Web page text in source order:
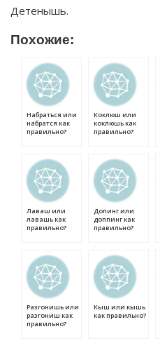
Детенышь.
Похожие:
Набраться или
набратся как
правильно?
Коклюш или
коклюшь как
правильно?
Лаваш или
лавашь как
правильно?
Допинг или
доппинг как
правильно?
Разгонишь или
разгониш как
правильно?
Кыш или кышь
как правильно?